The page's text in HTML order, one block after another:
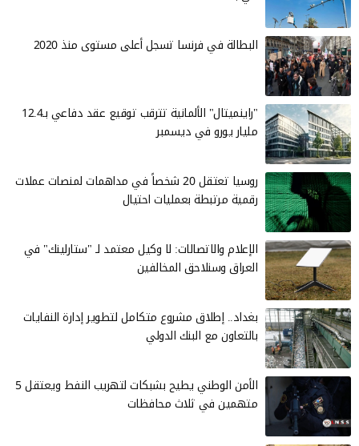
البطالة في فرنسا تسجل أعلى مستوى منذ 2020
"راينميتال" الألمانية تترقب توقيع عقد دفاعي بـ12.4
مليار يورو في ديسمبر
روسيا تعتقل 20 شخصاً في مداهمات لمنصات عملات
رقمية مرتبطة بعمليات احتيال
الإعلام والاتصالات: لا وكيل معتمد لـ "ستارلينك" في
العراق وسنلاحق المخالفين
بغداد.. إطلاق مشروع متكامل لتطوير إدارة النفايات
بالتعاون مع البنك الدولي
الأمن الوطني يطيح بشبكات لتهريب النفط ويعتقل 5
متهمين في ثلاث محافظات